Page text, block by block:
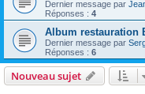
Dernier message par
Réponses : 4
Album restauration
Dernier message par
Réponses : 6
Nouveau sujet